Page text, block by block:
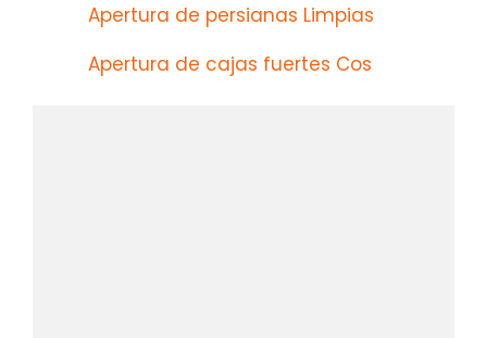
Apertura de persianas Limpias
Apertura de cajas fuertes Cos